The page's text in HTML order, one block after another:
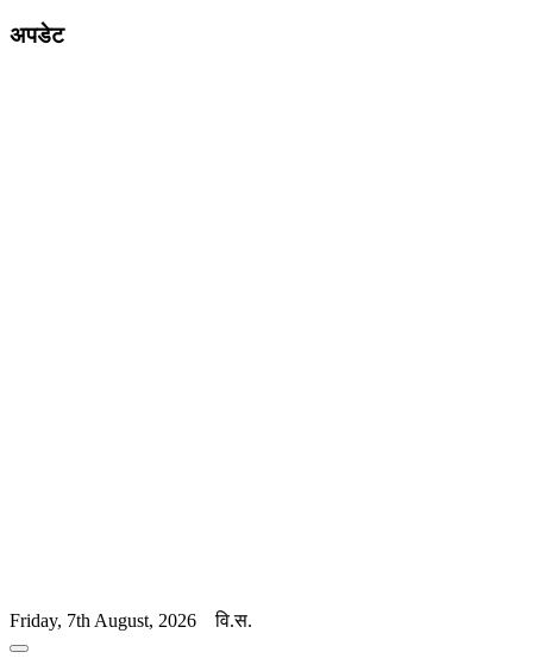
अपडेट
Friday, 7th August, 2026 वि.स.